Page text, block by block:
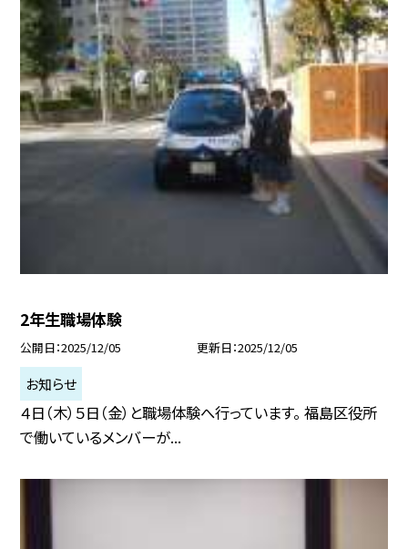
2年生職場体験
公開日 2025/12/05 更新日 2025/12/05
お知らせ
４日（木）５日（金）と職場体験へ行っています。 福島区役所
で働いているメンバーが...